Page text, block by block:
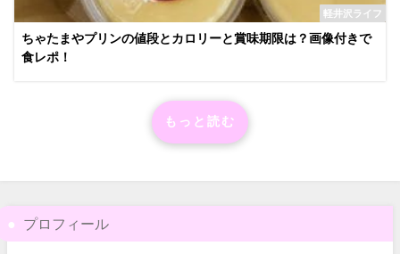
軽井沢ライフ
ちゃたまやプリンの値段とカロリーと賞味期限は？画像付きで
食レポ！
もっと読む
プロフィール